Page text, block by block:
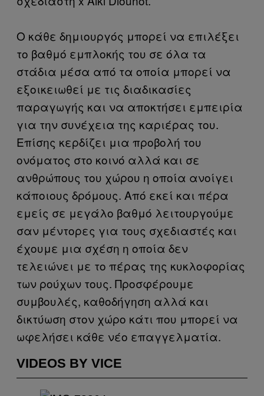
Ο κάθε δημιουργός μπορεί να επιλέξει
το βαθμό εμπλοκής του σε όλα τα
στάδια μέσα από τα οποία μπορεί να
εξοικειωθεί με τις διαδικασίες
παραγωγής και να αποκτήσει εμπειρία
για την συνέχεια της καριέρας του.
Επίσης κερδίζει μια προβολή του
ονόματος στο κοινό αλλά και σε
ανθρώπους του χώρου η οποία ανοίγει
κάποιους δρόμους. Από εκεί και πέρα
εμείς σε μεγάλο βαθμό λειτουργούμε
σαν μέντορες για τους σχεδιαστές και
έχουμε μια σχέση η οποία δεν
τελειώνει με το πέρας της κυκλοφορίας
των ρούχων τους. Προσφέρουμε
συμβουλές, καθοδήγηση αλλά και
δικτύωση στον χώρο κάτι που μπορεί να
ωφελήσει κάθε νέο επαγγελματία.
VIDEOS BY VICE